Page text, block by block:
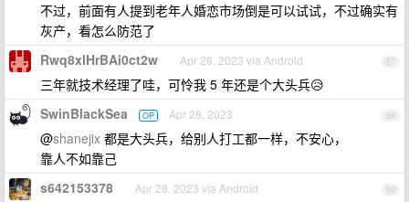
不过，前面有人提到老年人婚恋市场倒是可以试试，不过确实有
灰产，看怎么防范了
57
Rwq8xlHrBAi0ct2w Apr 28, 2023 via Android
三年就技术经理了哇，可怜我 5 年还是个大头兵😥
58
SwinBlackSea OP Apr 28, 2023
@shanejix 都是大头兵，给别人打工都一样，不安心，
靠人不如靠己
59
s642153378 Apr 28, 2023 via Android